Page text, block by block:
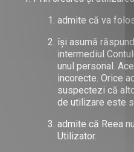
admite că va
își asumă
intermediul
unul personal.
incorecte. Orice
suspectezi că
de utilizare este
admite că Reea
Utilizator.